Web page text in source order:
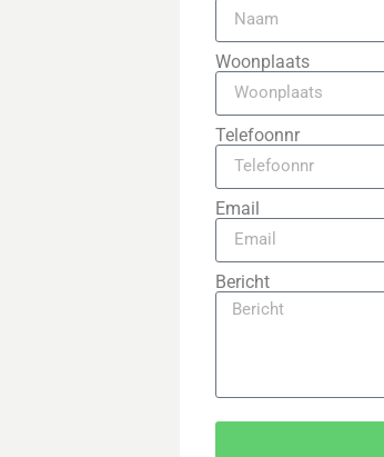
Woonplaats
Telefoonnr
Email
Bericht